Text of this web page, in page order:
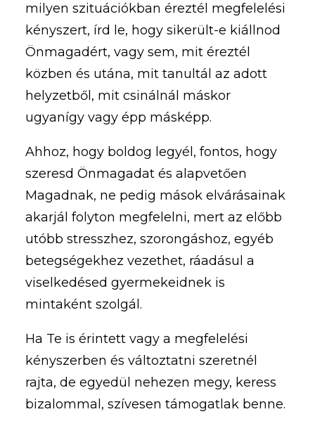
milyen szituációkban éreztél megfelelési
kényszert, írd le, hogy sikerült-e kiállnod
Önmagadért, vagy sem, mit éreztél
közben és utána, mit tanultál az adott
helyzetből, mit csinálnál máskor
ugyanígy vagy épp másképp.
Ahhoz, hogy boldog legyél, fontos, hogy
szeresd Önmagadat és alapvetően
Magadnak, ne pedig mások elvárásainak
akarjál folyton megfelelni, mert az előbb
utóbb stresszhez, szorongáshoz, egyéb
betegségekhez vezethet, ráadásul a
viselkedésed gyermekeidnek is
mintaként szolgál.
Ha Te is érintett vagy a megfelelési
kényszerben és változtatni szeretnél
rajta, de egyedül nehezen megy, keress
bizalommal, szívesen támogatlak benne.